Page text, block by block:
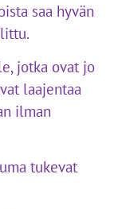
saa hyvän
jotka ovat jo
laajentaa
ilman
tukevat